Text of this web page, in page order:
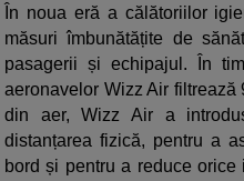
În noua eră a călătoriilor
măsuri îmbunătățite de
pasagerii și echipajul. În
aeronavelor Wizz Air
din aer, Wizz Air a
distanțarea fizică, pentru a
bord și pentru a reduce